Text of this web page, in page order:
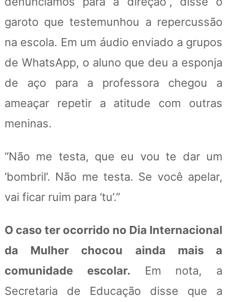
garoto que testemunhou a repercussão
na escola. Em um áudio enviado a grupos
de WhatsApp, o aluno que deu a esponja
de aço para a professora chegou a
ameaçar repetir a atitude com outras
meninas.
“Não me testa, que eu vou te dar um
‘bombril’. Não me testa. Se você apelar,
vai ficar ruim para ‘tu’.”
O caso ter ocorrido no Dia Internacional
da Mulher chocou ainda mais a
comunidade escolar. Em nota, a
Secretaria de Educação disse que a